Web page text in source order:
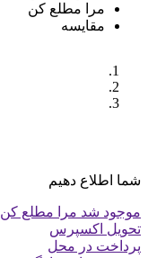
مرا مطلع کن
مقایسه
شما اطلاع دهیم
موجود شد مرا مطلع کن
تحویل اکسپرس
پرداخت در محل